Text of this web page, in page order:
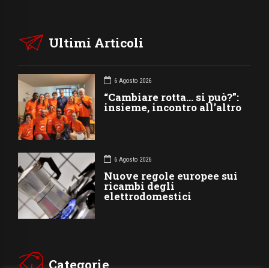
Ultimi Articoli
6 Agosto 2026
“Cambiare rotta… si può?”:
insieme, incontro all’altro
6 Agosto 2026
Nuove regole europee sui
ricambi degli
elettrodomestici
Categorie